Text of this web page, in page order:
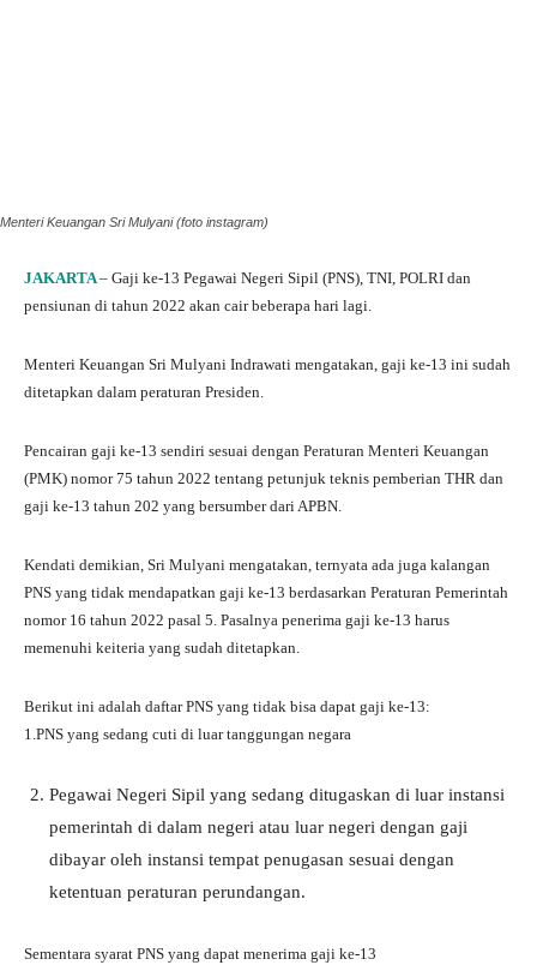
Menteri Keuangan Sri Mulyani (foto instagram)
JAKARTA – Gaji ke-13 Pegawai Negeri Sipil (PNS), TNI, POLRI dan
pensiunan di tahun 2022 akan cair beberapa hari lagi.
Menteri Keuangan Sri Mulyani Indrawati mengatakan, gaji ke-13 ini sudah
ditetapkan dalam peraturan Presiden.
Pencairan gaji ke-13 sendiri sesuai dengan Peraturan Menteri Keuangan
(PMK) nomor 75 tahun 2022 tentang petunjuk teknis pemberian THR dan
gaji ke-13 tahun 202 yang bersumber dari APBN.
Kendati demikian, Sri Mulyani mengatakan, ternyata ada juga kalangan
PNS yang tidak mendapatkan gaji ke-13 berdasarkan Peraturan Pemerintah
nomor 16 tahun 2022 pasal 5. Pasalnya penerima gaji ke-13 harus
memenuhi keiteria yang sudah ditetapkan.
Berikut ini adalah daftar PNS yang tidak bisa dapat gaji ke-13:
1.PNS yang sedang cuti di luar tanggungan negara
Pegawai Negeri Sipil yang sedang ditugaskan di luar instansi
pemerintah di dalam negeri atau luar negeri dengan gaji
dibayar oleh instansi tempat penugasan sesuai dengan
ketentuan peraturan perundangan.
Sementara syarat PNS yang dapat menerima gaji ke-13